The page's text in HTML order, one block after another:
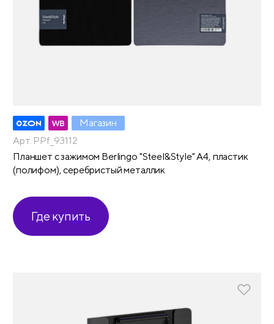
Магазин
Арт. PPf_93112
Планшет с зажимом Berlingo "Steel&Style" А4, пластик
(полифом), серебристый металлик
Где купить